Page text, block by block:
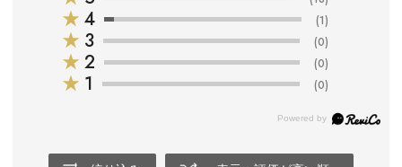
★ 4 (1)
★ 3 (0)
★ 2 (0)
★ 1 (0)